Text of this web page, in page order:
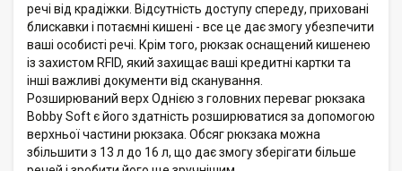
речі від крадіжки. Відсутність доступу спереду, приховані
блискавки і потаємні кишені - все це дає змогу убезпечити
ваші особисті речі. Крім того, рюкзак оснащений кишенею
із захистом RFID, який захищає ваші кредитні картки та
інші важливі документи від сканування.
Розширюваний верх Однією з головних переваг рюкзака
Bobby Soft є його здатність розширюватися за допомогою
верхньої частини рюкзака. Обсяг рюкзака можна
збільшити з 13 л до 16 л, що дає змогу зберігати більше